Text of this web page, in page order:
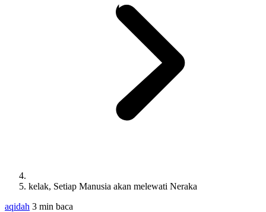
kelak, Setiap Manusia akan melewati Neraka
aqidah 3 min baca